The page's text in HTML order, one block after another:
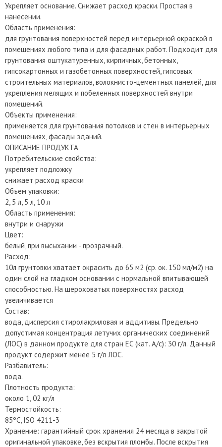
Укрепляет основание. Снижает расход краски. Простая в
нанесении.
Область применения:
для грунтования поверхностей перед интерьерной окраской в
помещениях любого типа и для фасадных работ. Подходит для
грунтования оштукатуренных, кирпичных, бетонных,
гипсокартонных и газобетонных поверхностей, гипсовых
строительных материалов, волокнисто-цементных панелей, для
укрепления мелящих и побеленных поверхностей внутри
помещений.
Объекты применения:
применяется для грунтования потолков и стен в интерьерных
помещениях, фасады зданий.
ОПИСАНИЕ ПРОДУКТА
Потребительские свойства:
укрепляет подложку
снижает расход краски
Объем упаковки:
2, 5 л, 5 л, 10 л
Область применения:
внутри и снаружи
Цвет:
белый, при высыхании - прозрачный.
Расход:
10л грунтовки хватает окрасить до 65 м2 (ср. ок. 150 мл/м2) на
один слой на гладком основании с нормальной впитывающей
способностью. На шероховатых поверхностях расход
увеличивается
Состав:
вода, дисперсия стиролакриловая и аддитивы. Предельно
допустимая концентрация летучих органических соединений
(ЛОС) в данном продукте для стран ЕС (кат. А/c): 30 г/л. Данный
продукт содержит менее 5 г/л ЛОС.
Разбавитель:
вода.
Плотность продукта:
около 1, 02 кг/л
Термостойкость:
85ºС, ISO 4211-3
Хранение: гарантийный срок хранения 24 месяца в закрытой
оригинальной упаковке, без вскрытия пломбы. После вскрытия